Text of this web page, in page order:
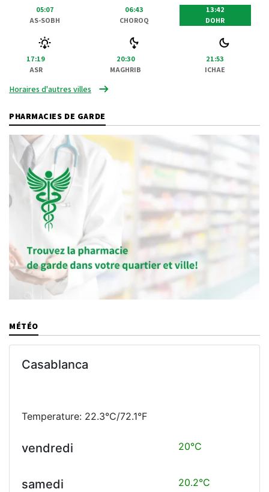
05:07
AS-SOBH
06:43
CHOROQ
13:42
DOHR
17:19
ASR
20:30
MAGHRIB
21:53
ICHAE
Horaires d'autres villes
PHARMACIES DE GARDE
MÉTÉO
Casablanca
Temperature: 22.3°C/72.1°F
vendredi 20°C
samedi 20.2°C